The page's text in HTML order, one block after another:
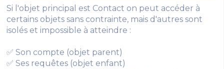
Si l'objet principal est Contact on peut accéder à
certains objets sans contrainte, mais d'autres sont
isolés et impossible à atteindre :
✅ Son compte (objet parent)
✅ Ses requêtes (objet enfant)